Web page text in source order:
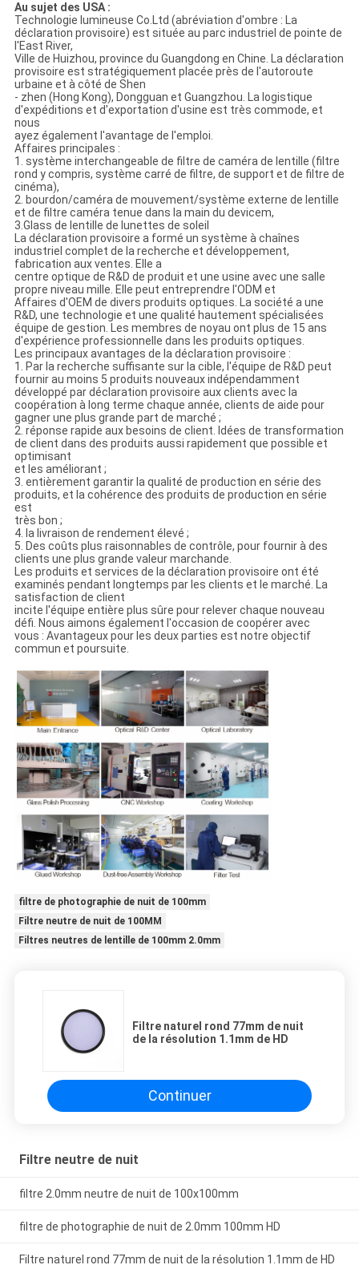
Au sujet des USA :
Technologie lumineuse Co.Ltd (abréviation d'ombre : La
déclaration provisoire) est située au parc industriel de pointe de
l'East River,
Ville de Huizhou, province du Guangdong en Chine. La déclaration
provisoire est stratégiquement placée près de l'autoroute
urbaine et à côté de Shen
- zhen (Hong Kong), Dongguan et Guangzhou. La logistique
d'expéditions et d'exportation d'usine est très commode, et
nous
ayez également l'avantage de l'emploi.
Affaires principales :
1. système interchangeable de filtre de caméra de lentille (filtre
rond y compris, système carré de filtre, de support et de filtre de
cinéma),
2. bourdon/caméra de mouvement/système externe de lentille
et de filtre caméra tenue dans la main du devicem,
3.Glass de lentille de lunettes de soleil
La déclaration provisoire a formé un système à chaînes
industriel complet de la recherche et développement,
fabrication aux ventes. Elle a
centre optique de R&D de produit et une usine avec une salle
propre niveau mille. Elle peut entreprendre l'ODM et
Affaires d'OEM de divers produits optiques. La société a une
R&D, une technologie et une qualité hautement spécialisées
équipe de gestion. Les membres de noyau ont plus de 15 ans
d'expérience professionnelle dans les produits optiques.
Les principaux avantages de la déclaration provisoire :
1. Par la recherche suffisante sur la cible, l'équipe de R&D peut
fournir au moins 5 produits nouveaux indépendamment
développé par déclaration provisoire aux clients avec la
coopération à long terme chaque année, clients de aide pour
gagner une plus grande part de marché ;
2. réponse rapide aux besoins de client. Idées de transformation
de client dans des produits aussi rapidement que possible et
optimisant
et les améliorant ;
3. entièrement garantir la qualité de production en série des
produits, et la cohérence des produits de production en série
est
très bon ;
4. la livraison de rendement élevé ;
5. Des coûts plus raisonnables de contrôle, pour fournir à des
clients une plus grande valeur marchande.
Les produits et services de la déclaration provisoire ont été
examinés pendant longtemps par les clients et le marché. La
satisfaction de client
incite l'équipe entière plus sûre pour relever chaque nouveau
défi. Nous aimons également l'occasion de coopérer avec
vous : Avantageux pour les deux parties est notre objectif
commun et poursuite.
filtre de photographie de nuit de 100mm
Filtre neutre de nuit de 100MM
Filtres neutres de lentille de 100mm 2.0mm
Filtre naturel rond 77mm de nuit
de la résolution 1.1mm de HD
Continuer
Filtre neutre de nuit
filtre 2.0mm neutre de nuit de 100x100mm
filtre de photographie de nuit de 2.0mm 100mm HD
Filtre naturel rond 77mm de nuit de la résolution 1.1mm de HD